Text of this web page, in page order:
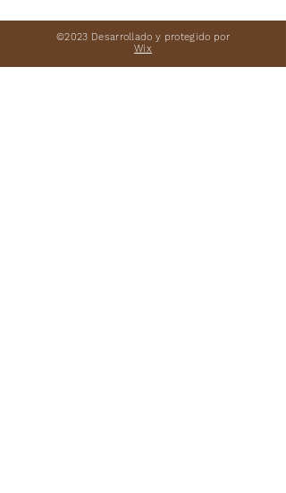
©2023 Desarrollado y protegido por
Wix